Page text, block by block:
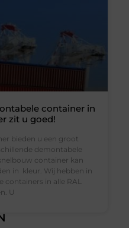
container in
zit u goed!
bieden u een groot
demontabele
container kan
in kleur. Wij hebben in
containers in alle RAL
U